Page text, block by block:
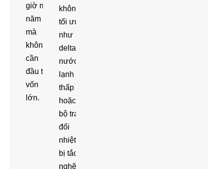
giờ mỗi
năm
mà
không
cần
đầu tư
vốn
lớn.
không
tối ưu,
như
delta T
nước
lạnh
thấp
hoặc
bộ trao
đổi
nhiệt
bị tắc
nghẽn,